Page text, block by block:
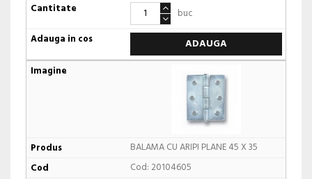
buc
ADAUGA
BALAMA CU ARIPI PLANE 45 X 35
Cod: 20104605